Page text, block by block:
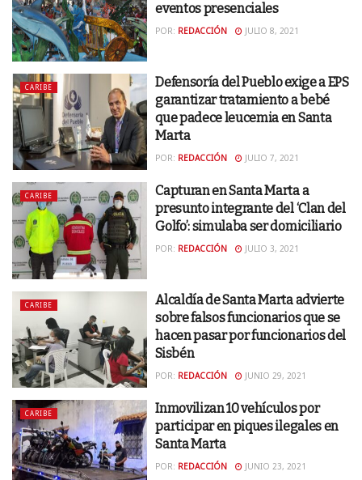
eventos presenciales
POR: REDACCIÓN JULIO 8, 2021
CARIBE
Defensoría del Pueblo exige a EPS
garantizar tratamiento a bebé
que padece leucemia en Santa
Marta
POR: REDACCIÓN JULIO 7, 2021
CARIBE
Capturan en Santa Marta a
presunto integrante del ‘Clan del
Golfo’: simulaba ser domiciliario
POR: REDACCIÓN JULIO 3, 2021
CARIBE
Alcaldía de Santa Marta advierte
sobre falsos funcionarios que se
hacen pasar por funcionarios del
Sisbén
POR: REDACCIÓN JUNIO 29, 2021
CARIBE
Inmovilizan 10 vehículos por
participar en piques ilegales en
Santa Marta
POR: REDACCIÓN JUNIO 23, 2021